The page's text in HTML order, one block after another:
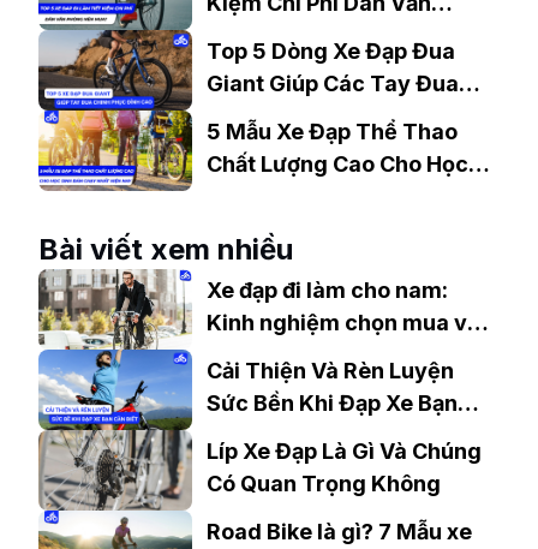
Phòng Nên Mua?
Top 5 Dòng Xe Đạp Đua
Giant Giúp Các Tay Đua
Chinh Phục Đỉnh Cao
5 Mẫu Xe Đạp Thể Thao
Chất Lượng Cao Cho Học
Bài viết xem nhiều
Xe đạp đi làm cho nam:
Kinh nghiệm chọn mua và
Cải Thiện Và Rèn Luyện
Sức Bền Khi Đạp Xe Bạn
Líp Xe Đạp Là Gì Và Chúng
Có Quan Trọng Không
Road Bike là gì? 7 Mẫu xe